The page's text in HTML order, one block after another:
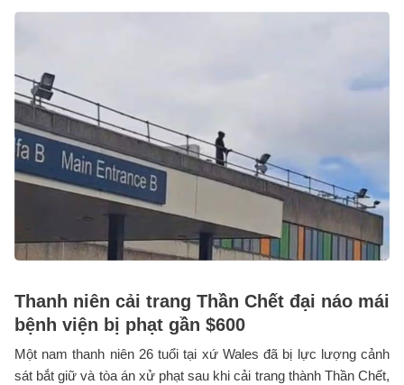
Thanh niên cải trang Thần Chết đại náo mái
bệnh viện bị phạt gần $600
Một nam thanh niên 26 tuổi tại xứ Wales đã bị lực lượng cảnh
sát bắt giữ và tòa án xử phạt sau khi cải trang thành Thần Chết,